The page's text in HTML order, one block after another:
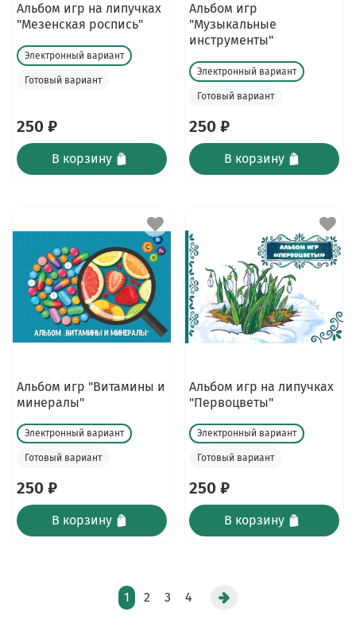
Альбом игр на липучках
"Мезенская роспись"
Электронный вариант
Готовый вариант
250 ₽
В корзину
Альбом игр
"Музыкальные
инструменты"
Электронный вариант
Готовый вариант
250 ₽
В корзину
Альбом игр "Витамины и
минералы"
Электронный вариант
Готовый вариант
250 ₽
В корзину
Альбом игр на липучках
"Первоцветы"
Электронный вариант
Готовый вариант
250 ₽
В корзину
1 2 3 4